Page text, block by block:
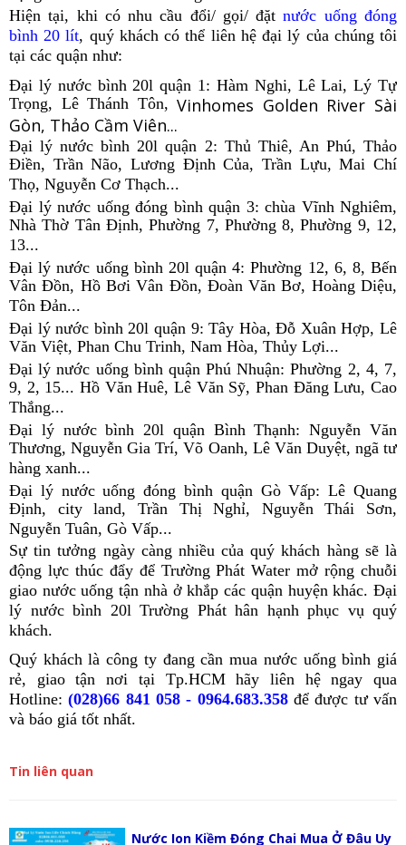
Hiện tại, khi có nhu cầu đổi/ gọi/ đặtnước uống đóng
bình 20 lít, quý khách có thể liên hệ đại lý của chúng tôi
tại các quận như:
Đại lý nước bình 20l quận 1: Hàm Nghi, Lê Lai, Lý Tự
Trọng, Lê Thánh Tôn,Vinhomes Golden River Sài
Gòn, Thảo Cầm Viên...
Đại lý nước bình 20l quận 2: Thủ Thiê, An Phú, Thảo
Điền, Trần Não, Lương Định Của, Trần Lựu, Mai Chí
Thọ, Nguyễn Cơ Thạch...
Đại lý nước uống đóng bình quận 3: chùa Vĩnh Nghiêm,
Nhà Thờ Tân Định, Phường 7, Phường 8, Phường 9, 12,
13...
Đại lý nước uống bình 20l quận 4: Phường 12, 6, 8, Bến
Vân Đồn, Hồ Bơi Vân Đồn, Đoàn Văn Bơ, Hoàng Diệu,
Tôn Đản...
Đại lý nước bình 20l quận 9: Tây Hòa, Đỗ Xuân Hợp, Lê
Văn Việt, Phan Chu Trinh, Nam Hòa, Thủy Lợi...
Đại lý nước uống bình quận Phú Nhuận: Phường 2, 4, 7,
9, 2, 15... Hồ Văn Huê, Lê Văn Sỹ, Phan Đăng Lưu, Cao
Thắng...
Đại lý nước bình 20l quận Bình Thạnh: Nguyễn Văn
Thương, Nguyễn Gia Trí, Võ Oanh, Lê Văn Duyệt, ngã tư
hàng xanh...
Đại lý nước uống đóng bình quận Gò Vấp: Lê Quang
Định, city land, Trần Thị Nghỉ, Nguyễn Thái Sơn,
Nguyễn Tuân, Gò Vấp...
Sự tin tưởng ngày càng nhiều của quý khách hàng sẽ là
động lực thúc đẩy để Trường Phát Water mở rộng chuỗi
giao nước uống tận nhà ở khắp các quận huyện khác. Đại
lý nước bình 20l Trường Phát hân hạnh phục vụ quý
khách.
Quý khách là công ty đang cần mua nước uống bình giá
rẻ, giao tận nơi tại Tp.HCM hãy liên hệ ngay qua
Hotline:(028)66 841 058 - 0964.683.358 để được tư vấn
và báo giá tốt nhất.
Tin liên quan
Nước Ion Kiềm Đóng Chai Mua Ở Đâu Uy